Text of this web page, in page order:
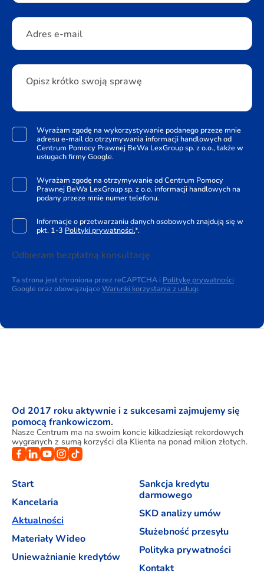
Adres e-mail
Opisz krótko swoją sprawę
Wyrażam zgodę na wykorzystywanie podanego przeze mnie
adresu e-mail do otrzymywania informacji handlowych od
Centrum Pomocy Prawnej BeWa LexGroup sp. z o.o., także w
usługach firmy Google.
Wyrażam zgodę na otrzymywanie od Centrum Pomocy
Prawnej BeWa LexGroup sp. z o.o. informacji handlowych na
podany przeze mnie numer telefonu.
Informacje o przetwarzaniu danych osobowych znajdują się w
pkt. 1-3 Polityki prywatności.*.
Odbieram bezpłatną konsultację
Ta strona jest chroniona przez reCAPTCHA i Politykę prywatności
Google oraz obowiązujące Warunki korzystania z usługi.
Od 2017 roku aktywnie i z sukcesami zajmujemy się
pomocą frankowiczom.
Nasze Centrum ma na swoim koncie kilkadziesiąt rekordowych
wygranych z sumą korzyści dla Klienta na ponad milion złotych.
Start
Kancelaria
Aktualności
Materiały Wideo
Unieważnianie kredytów
Sankcja kredytu
darmowego
SKD analizy umów
Służebność przesyłu
Polityka prywatności
Kontakt